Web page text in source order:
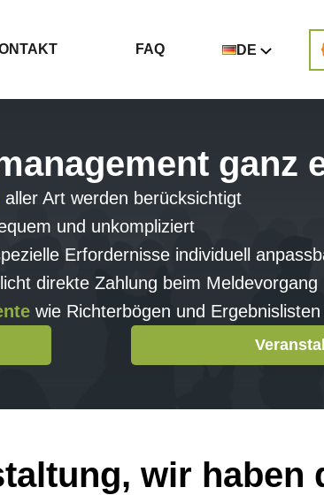
FAQ DE
ganz
aller Art werden berücksichtigt
und unkompliziert
Erfordernisse individuell
direkte Zahlung beim Meldevorgang
wie Richterbögen und Ergebnislisten
wir haben